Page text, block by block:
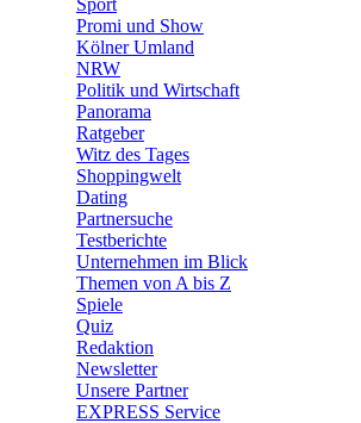
Sport
Promi und Show
Kölner Umland
NRW
Politik und Wirtschaft
Panorama
Ratgeber
Witz des Tages
Shoppingwelt
Dating
Partnersuche
Testberichte
Unternehmen im Blick
Themen von A bis Z
Spiele
Quiz
Redaktion
Newsletter
Unsere Partner
EXPRESS Service